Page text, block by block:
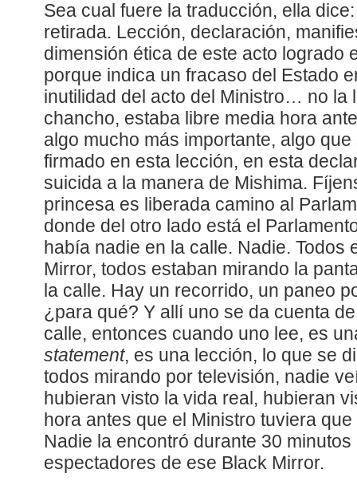
Sea cual fuere la traducción, ella
retirada. Lección, declaración,
dimensión ética de este acto logrado
porque indica un fracaso del Estado
inutilidad del acto del Ministro… no la
chancho, estaba libre media hora
algo mucho más importante, algo
firmado en esta lección, en esta
suicida a la manera de Mishima.
princesa es liberada camino al
donde del otro lado está el
había nadie en la calle. Nadie. Todos
Mirror, todos estaban mirando la
la calle. Hay un recorrido, un paneo
¿para qué? Y allí uno se da cuenta
calle, entonces cuando uno lee, es
statement, es una lección, lo que se
todos mirando por televisión, nadie
hubieran visto la vida real, hubieran
hora antes que el Ministro tuviera
Nadie la encontró durante 30
espectadores de ese Black Mirror.